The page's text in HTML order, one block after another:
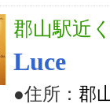
郡山駅近
Luce
●住所： 郡